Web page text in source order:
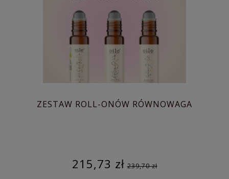
ZESTAW ROLL-ONÓW RÓWNOWAGA
215,73 zł 239,70 zł